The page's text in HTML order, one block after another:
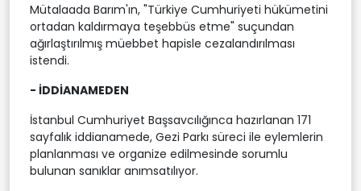
Mütalaada Barım'ın, "Türkiye Cumhuriyeti hükümetini
ortadan kaldırmaya teşebbüs etme" suçundan
ağırlaştırılmış müebbet hapisle cezalandırılması
istendi.
- İDDİANAMEDEN
İstanbul Cumhuriyet Başsavcılığınca hazırlanan 171
sayfalık iddianamede, Gezi Parkı süreci ile eylemlerin
planlanması ve organize edilmesinde sorumlu
bulunan sanıklar anımsatılıyor.